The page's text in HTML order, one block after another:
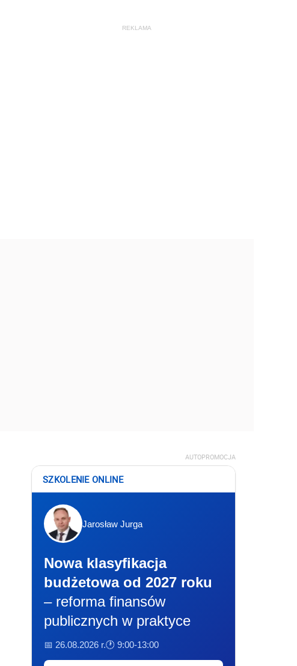
AUTOPROMOCJA
SZKOLENIE ONLINE
Jarosław Jurga
Nowa klasyfikacja
budżetowa od 2027 roku
– reforma finansów
publicznych w praktyce
📅 26.08.2026 r.🕐 9:00-13:00